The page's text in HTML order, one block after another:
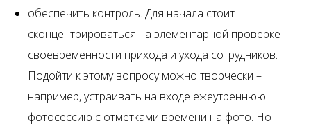
обеспечить контроль. Для начала стоит
сконцентрироваться на элементарной проверке
своевременности прихода и ухода сотрудников.
Подойти к этому вопросу можно творчески –
например, устраивать на входе ежеутреннюю
фотосессию с отметками времени на фото. Но